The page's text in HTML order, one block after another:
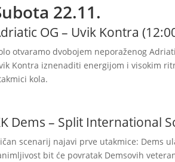
22.11.
OG – Uvik Kontra
otvaramo dvobojem neporaženog
Kontra iznenaditi energijom i visokim
kola.
Dems – Split International
scenarij najavi prve utakmice: Dems
bit će povratak Demsovih